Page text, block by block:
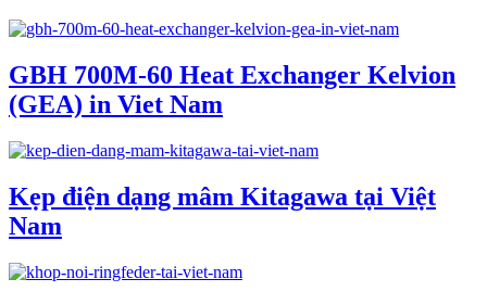
GBH 700M-60 Heat Exchanger Kelvion
(GEA) in Viet Nam
Kẹp điện dạng mâm Kitagawa tại Việt
Nam